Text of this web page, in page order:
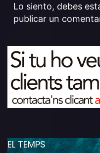
Lo siento, debes
publicar un
EL TEMPS